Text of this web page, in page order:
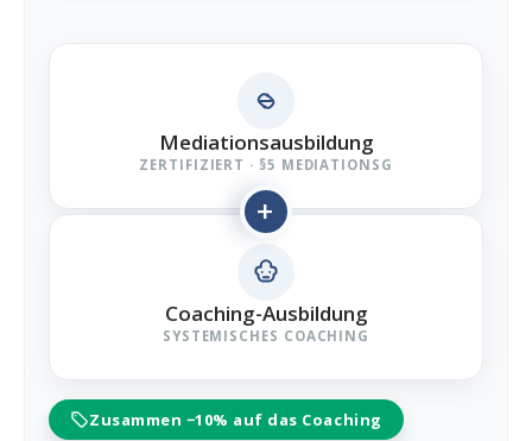
Mediations­ausbildung
ZERTIFIZIERT · §5 MEDIATIONSG
+
Coaching-Ausbildung
SYSTEMISCHES COACHING
Zusammen −10% auf das Coaching